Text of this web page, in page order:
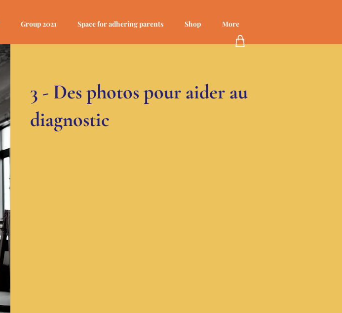
Group 2021 Space for adhering parents Shop More
3 - Des photos pour aider au
diagnostic